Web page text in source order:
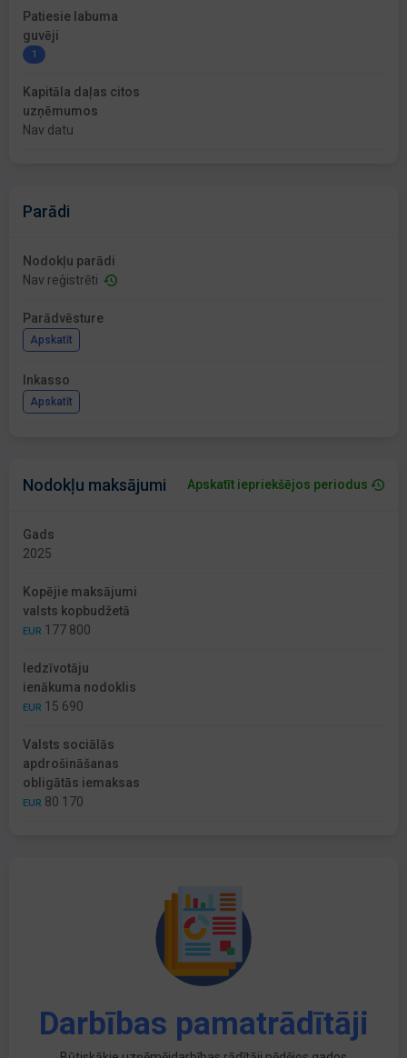
Patiesie labuma
guvēji
1
Kapitāla daļas citos
uzņēmumos
Nav datu
Parādi
Nodokļu parādi
Nav reģistrēti
Parādvēsture
Apskatīt
Inkasso
Apskatīt
Nodokļu maksājumi Apskatīt iepriekšējos periodus
Gads
2025
Kopējie maksājumi
valsts kopbudžetā
EUR 177 800
Iedzīvotāju
ienākuma nodoklis
EUR 15 690
Valsts sociālās
apdrošināšanas
obligātās iemaksas
EUR 80 170
Darbības pamatrādītāji